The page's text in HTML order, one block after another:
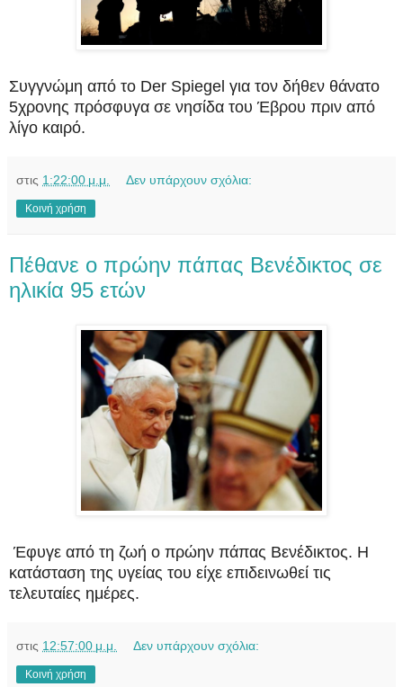
Συγγνώμη από το Der Spiegel για τον δήθεν θάνατο
5χρονης πρόσφυγα σε νησίδα του Έβρου πριν από
λίγο καιρό.
στις 1:22:00 μ.μ. Δεν υπάρχουν σχόλια:
Κοινή χρήση
Πέθανε ο πρώην πάπας Βενέδικτος σε
ηλικία 95 ετών
Έφυγε από τη ζωή ο πρώην πάπας Βενέδικτος. Η
κατάσταση της υγείας του είχε επιδεινωθεί τις
τελευταίες ημέρες.
στις 12:57:00 μ.μ. Δεν υπάρχουν σχόλια:
Κοινή χρήση